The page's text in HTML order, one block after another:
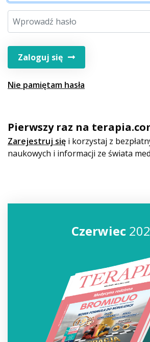
Zaloguj się
Nie pamiętam hasła
Pierwszy raz na
Zarejestruj się i korzystaj z
naukowych i informacji ze świata
Czerwiec